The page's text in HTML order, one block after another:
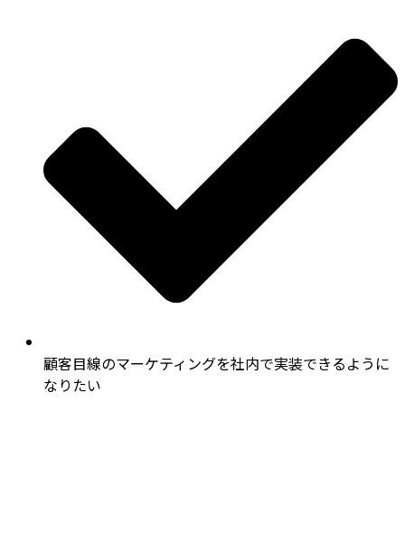
顧客目線のマーケティングを社内で実装できるように
なりたい